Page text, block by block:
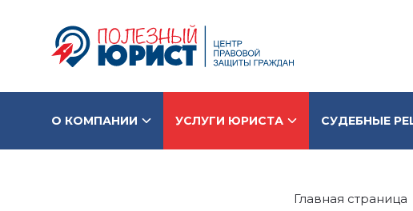
О КОМПАНИИ УСЛУГИ ЮРИСТА СУДЕБНЫЕ
Главная страница